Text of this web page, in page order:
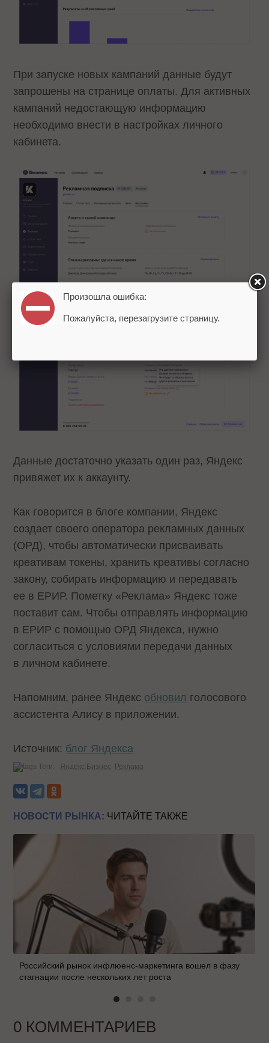
При запуске новых кампаний данные будут
запрошены на странице оплаты. Для активных
кампаний недостающую информацию
необходимо внести в настройках личного
кабинета.
Данные достаточно указать один раз, Яндекс
привяжет их к аккаунту.
Как говорится в блоге компании, Яндекс
создает своего оператора рекламных данных
(ОРД), чтобы автоматически присваивать
креативам токены, хранить креативы согласно
закону, собирать информацию и передавать
ее в ЕРИР. Пометку «Реклама» Яндекс тоже
поставит сам. Чтобы отправлять информацию
в ЕРИР с помощью ОРД Яндекса, нужно
согласиться с условиями передачи данных
в личном кабинете.
Напомним, ранее Яндекс обновил голосового
ассистента Алису в приложении.
Источник: блог Яндекса
Теги: Яндекс.Бизнес Реклама
НОВОСТИ РЫНКА: ЧИТАЙТЕ ТАКЖЕ
Российский рынок инфлюенс-маркетинга вошел в фазу
стагнации после нескольких лет роста
0 КОММЕНТАРИЕВ
Произошла ошибка:
Пожалуйста, перезагрузите страницу.